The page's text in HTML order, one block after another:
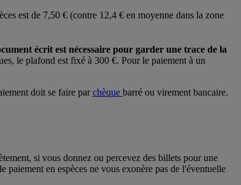
est de 7,50 € (contre 12,4 € en moyenne dans la zone
écrit est nécessaire pour garder une trace de la
le plafond est fixé à 300 €. Pour le paiement à un
doit se faire parchèque barré ou virement bancaire.
si vous donnez ou percevez des billets pour une
en espèces ne vous exonère pas de l'éventuelle